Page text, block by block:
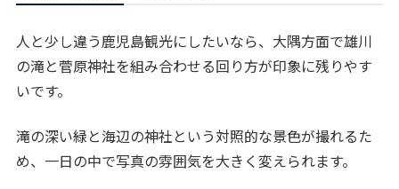
人と少し違う鹿児島観光にしたいなら、大隅方面で雄川
の滝と菅原神社を組み合わせる回り方が印象に残りやす
いです。
滝の深い緑と海辺の神社という対照的な景色が撮れるた
め、一日の中で写真の雰囲気を大きく変えられます。